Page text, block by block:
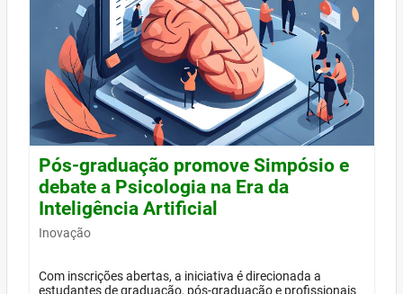
Pós-graduação promove Simpósio e
debate a Psicologia na Era da
Inteligência Artificial
Inovação
Com inscrições abertas, a iniciativa é direcionada a
estudantes de graduação, pós-graduação e profissionais